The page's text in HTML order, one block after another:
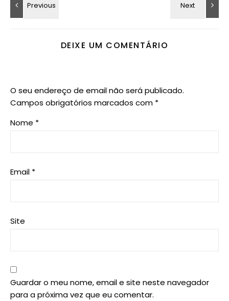
DEIXE UM COMENTÁRIO
O seu endereço de email não será publicado.
Campos obrigatórios marcados com *
Nome *
Email *
Site
Guardar o meu nome, email e site neste navegador
para a próxima vez que eu comentar.